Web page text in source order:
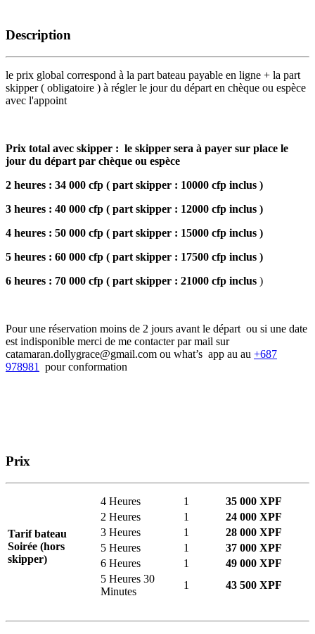
Description
le prix global correspond à la part bateau payable en ligne + la part
skipper ( obligatoire ) à régler le jour du départ en chèque ou espèce
avec l'appoint
Prix total avec skipper : le skipper sera à payer sur place le
jour du départ par chèque ou espèce
2 heures : 34 000 cfp ( part skipper : 10000 cfp inclus )
3 heures : 40 000 cfp ( part skipper : 12000 cfp inclus )
4 heures : 50 000 cfp ( part skipper : 15000 cfp inclus )
5 heures : 60 000 cfp ( part skipper : 17500 cfp inclus )
6 heures : 70 000 cfp ( part skipper : 21000 cfp inclus )
Pour une réservation moins de 2 jours avant le départ ou si une date
est indisponible merci de me contacter par mail sur
catamaran.dollygrace@gmail.com ou what’s app au au +687
978981
pour conformation
Prix
Tarif bateau
Soirée (hors
skipper)
4 Heures 1
35 000 XPF
2 Heures
1
24 000 XPF
3 Heures
1
28 000 XPF
5 Heures
1
37 000 XPF
6 Heures
1
49 000 XPF
5 Heures 30
Minutes
1 43 500 XPF